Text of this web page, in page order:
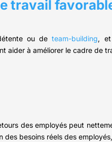
travail
détente ou deteam-building, et
aider à améliorer le cadre de
des employés peut
besoins réels des